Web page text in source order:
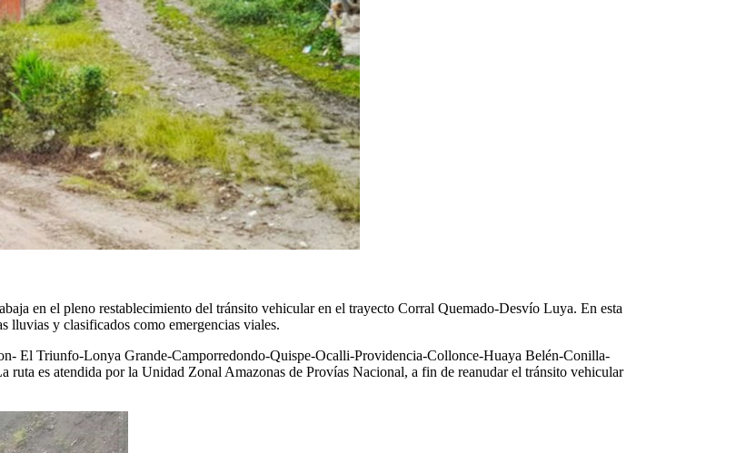
en el pleno restablecimiento del tránsito vehicular en el trayecto Corral Quemado-Desvío Luya. En esta
lluvias y clasificados como emergencias viales.
El Triunfo-Lonya Grande-Camporredondo-Quispe-Ocalli-Providencia-Collonce-Huaya Belén-Conilla-
es atendida por la Unidad Zonal Amazonas de Provías Nacional, a fin de reanudar el tránsito vehicular